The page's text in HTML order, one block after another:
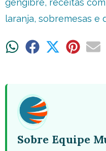
gengibre, receitas
laranja, sobremesas e
ShareShare ShareShare
Sobre Equipe